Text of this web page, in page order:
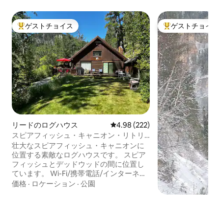
大好評のゲストチョイスです。
ゲストチョイス
リードのログハウス レビュー222件、5つ星中4.98つ
4.98 (222)
スピアフィッシュ・キャニオン・リトリ
ート（ヴァルハラ）
壮大なスピアフィッシュ・キャニオンに
位置する素敵なログハウスです。 スピア
フィッシュとデッドウッドの間に位置し
ています。 Wi-Fi/携帯電話/インターネッ
ト。 ノーザンブラックヒルズのアトラク
価格 · ロケーション · 公園
大好評のゲスト
ゲストチョイス